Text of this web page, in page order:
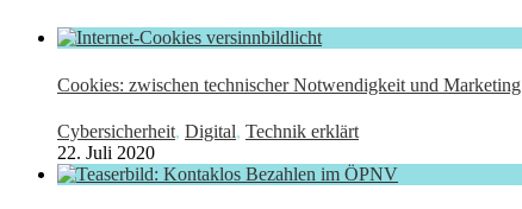
Cookies: zwischen technischer Notwendigkeit und Marketing
Cybersicherheit, Digital, Technik erklärt
22. Juli 2020